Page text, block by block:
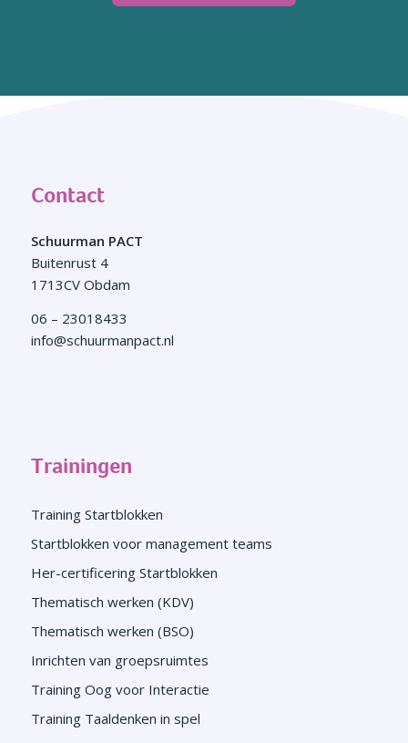
Contact
Schuurman PACT
Buitenrust 4
1713CV Obdam
06 – 23018433
info@schuurmanpact.nl
Trainingen
Training Startblokken
Startblokken voor management teams
Her-certificering Startblokken
Thematisch werken (KDV)
Thematisch werken (BSO)
Inrichten van groepsruimtes
Training Oog voor Interactie
Training Taaldenken in spel